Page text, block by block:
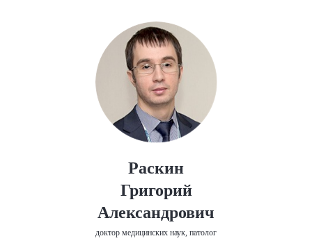
Раскин
Григорий
Александрович
доктор медицинских наук, патолог